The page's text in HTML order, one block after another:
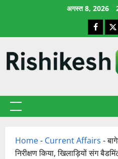
अगस्त 8, 2026
X
प्राथमिक
Home- Current Affairs -
निरीक्षण किया, खिलाड़ियों संग